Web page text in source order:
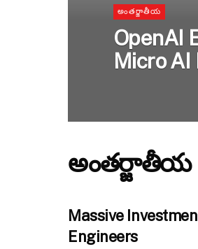
అంతర్జాతీయ
OpenAI
Micro AI
అంతర్జాతీయ
Massive
Engineers